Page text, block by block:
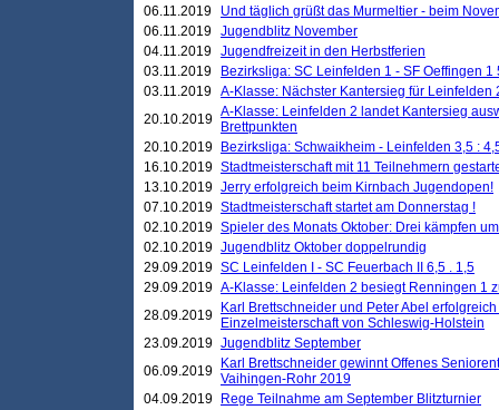
06.11.2019
Und täglich grüßt das Murmeltier - beim
06.11.2019 Jugendblitz November
04.11.2019 Jugendfreizeit in den Herbstferien
03.11.2019
Bezirksliga: SC Leinfelden 1 - SF Oeffingen 1
03.11.2019 A-Klasse: Nächster Kantersieg für Leinfelden
20.10.2019 A-Klasse: Leinfelden 2 landet Kantersieg
Brettpunkten
20.10.2019
Bezirksliga: Schwaikheim - Leinfelden 3,5 :
16.10.2019 Stadtmeisterschaft mit 11 Teilnehmern
13.10.2019 Jerry erfolgreich beim Kirnbach Jugendopen!
07.10.2019 Stadtmeisterschaft startet am Donnerstag !
02.10.2019 Spieler des Monats Oktober: Drei kämpfen
02.10.2019 Jugendblitz Oktober doppelrundig
29.09.2019 SC Leinfelden I - SC Feuerbach II 6,5 . 1,5
29.09.2019 A-Klasse: Leinfelden 2 besiegt Renningen 1
28.09.2019
Karl Brettschneider und Peter Abel
Einzelmeisterschaft von Schleswig-Holstein
23.09.2019 Jugendblitz September
06.09.2019
Karl Brettschneider gewinnt Offenes
Vaihingen-Rohr 2019
04.09.2019
Rege Teilnahme am September Blitzturnier